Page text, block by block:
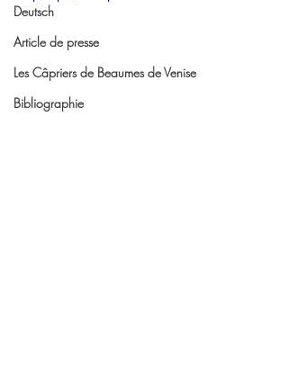
Deutsch
Article de presse
Les Câpriers de Beaumes de Venise
Bibliographie